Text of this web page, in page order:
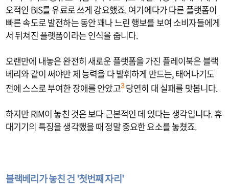
오적인 BIS를 유료로 쓰게 강요했죠. 여기에다가 다른 플랫폼이
빠른 속도로 발전하는 동안 꽤나 느린 행보를 보여 소비자들에게
서 뒤쳐진 플랫폼이라는 인식을 줍니다.
오랜만에 내놓은 완전히 새로운 플랫폼을 가진 플레이북은 블랙
베리와 같이 써야만 제 능력을 다 발휘하게 만드는, 태어나기도
전에 스스로 부여한 장애를 안았고3당연히 대 실패를 맛봅니다.
하지만 RIM이 놓친 것은 보다 근본적인 데 있다는 생각입니다. 휴
대기기의 특징을 생각했을 때 정말 중요한 요소를 놓쳤죠.
블랙베리가 놓친 건 '첫번째 자리'